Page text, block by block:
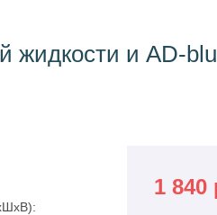
жидкости и AD-
1 840